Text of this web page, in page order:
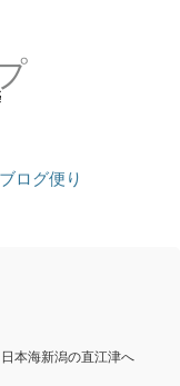
ブログ便り
本海新潟の直江津へ